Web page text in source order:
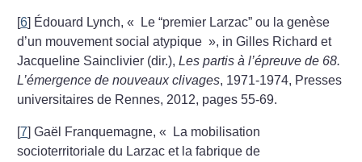
[6] Édouard Lynch, «
Le “premier Larzac” ou la genèse
d’un mouvement social atypique », in Gilles Richard et
Jacqueline Sainclivier (dir.),Les partis à l’épreuve de 68.
L’émergence de nouveaux clivages, 1971-1974, Presses
universitaires de Rennes, 2012, pages 55-69.
[7]Gaël Franquemagne, «
La mobilisation
socioterritoriale du Larzac et la fabrique de